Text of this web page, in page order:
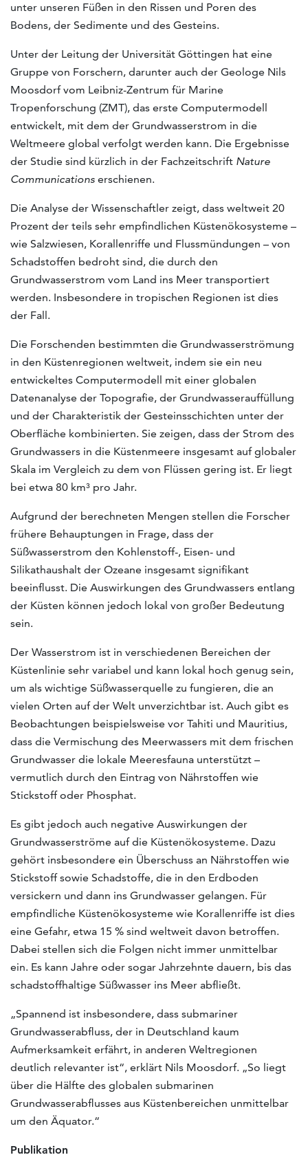
unter unseren Füßen in den Rissen und Poren des
Bodens, der Sedimente und des Gesteins.
Unter der Leitung der Universität Göttingen hat eine
Gruppe von Forschern, darunter auch der Geologe Nils
Moosdorf vom Leibniz-Zentrum für Marine
Tropenforschung (ZMT), das erste Computermodell
entwickelt, mit dem der Grundwasserstrom in die
Weltmeere global verfolgt werden kann. Die Ergebnisse
der Studie sind kürzlich in der Fachzeitschrift Nature
Communications erschienen.
Die Analyse der Wissenschaftler zeigt, dass weltweit 20
Prozent der teils sehr empfindlichen Küstenökosysteme –
wie Salzwiesen, Korallenriffe und Flussmündungen – von
Schadstoffen bedroht sind, die durch den
Grundwasserstrom vom Land ins Meer transportiert
werden. Insbesondere in tropischen Regionen ist dies
der Fall.
Die Forschenden bestimmten die Grundwasserströmung
in den Küstenregionen weltweit, indem sie ein neu
entwickeltes Computermodell mit einer globalen
Datenanalyse der Topografie, der Grundwasserauffüllung
und der Charakteristik der Gesteinsschichten unter der
Oberfläche kombinierten. Sie zeigen, dass der Strom des
Grundwassers in die Küstenmeere insgesamt auf globaler
Skala im Vergleich zu dem von Flüssen gering ist. Er liegt
bei etwa 80 km³ pro Jahr.
Aufgrund der berechneten Mengen stellen die Forscher
frühere Behauptungen in Frage, dass der
Süßwasserstrom den Kohlenstoff-, Eisen- und
Silikathaushalt der Ozeane insgesamt signifikant
beeinflusst. Die Auswirkungen des Grundwassers entlang
der Küsten können jedoch lokal von großer Bedeutung
sein.
Der Wasserstrom ist in verschiedenen Bereichen der
Küstenlinie sehr variabel und kann lokal hoch genug sein,
um als wichtige Süßwasserquelle zu fungieren, die an
vielen Orten auf der Welt unverzichtbar ist. Auch gibt es
Beobachtungen beispielsweise vor Tahiti und Mauritius,
dass die Vermischung des Meerwassers mit dem frischen
Grundwasser die lokale Meeresfauna unterstützt –
vermutlich durch den Eintrag von Nährstoffen wie
Stickstoff oder Phosphat.
Es gibt jedoch auch negative Auswirkungen der
Grundwasserströme auf die Küstenökosysteme. Dazu
gehört insbesondere ein Überschuss an Nährstoffen wie
Stickstoff sowie Schadstoffe, die in den Erdboden
versickern und dann ins Grundwasser gelangen. Für
empfindliche Küstenökosysteme wie Korallenriffe ist dies
eine Gefahr, etwa 15 % sind weltweit davon betroffen.
Dabei stellen sich die Folgen nicht immer unmittelbar
ein. Es kann Jahre oder sogar Jahrzehnte dauern, bis das
schadstoffhaltige Süßwasser ins Meer abfließt.
„Spannend ist insbesondere, dass submariner
Grundwasserabfluss, der in Deutschland kaum
Aufmerksamkeit erfährt, in anderen Weltregionen
deutlich relevanter ist“, erklärt Nils Moosdorf. „So liegt
über die Hälfte des globalen submarinen
Grundwasserabflusses aus Küstenbereichen unmittelbar
um den Äquator.“
Publikation